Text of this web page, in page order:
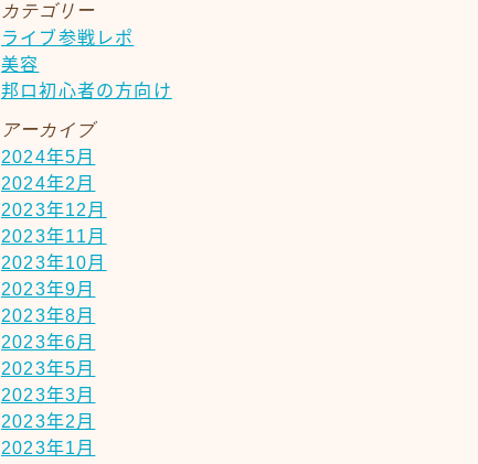
カテゴリー
ライブ参戦レポ
美容
邦ロ初心者の方向け
アーカイブ
2024年5月
2024年2月
2023年12月
2023年11月
2023年10月
2023年9月
2023年8月
2023年6月
2023年5月
2023年3月
2023年2月
2023年1月